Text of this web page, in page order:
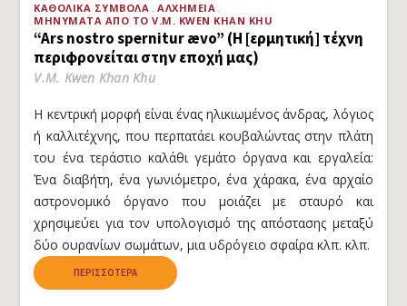
ΚΑΘΟΛΙΚΆ ΣΎΜΒΟΛΑ
ΑΛΧΗΜΕΊΑ
ΜΗΝΎΜΑΤΑ ΑΠΌ ΤΟ V.M. KWEN KHAN KHU
“Ars nostro spernitur ævo” (Η [ερμητική] τέχνη
περιφρονείται στην εποχή μας)
V.M. Kwen Khan Khu
Η κεντρική μορφή είναι ένας ηλικιωμένος άνδρας, λόγιος
ή καλλιτέχνης, που περπατάει κουβαλώντας στην πλάτη
του ένα τεράστιο καλάθι γεμάτο όργανα και εργαλεία:
Ένα διαβήτη, ένα γωνιόμετρο, ένα χάρακα, ένα αρχαίο
αστρονομικό όργανο που μοιάζει με σταυρό και
χρησιμεύει για τον υπολογισμό της απόστασης μεταξύ
δύο ουρανίων σωμάτων, μια υδρόγειο σφαίρα κλπ. κλπ.
ΠΕΡΙΣΣΌΤΕΡΑ